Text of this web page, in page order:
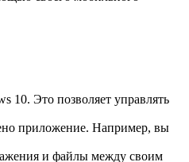
10. Это позволяет управлять
приложение. Например, вы
и файлы между своим